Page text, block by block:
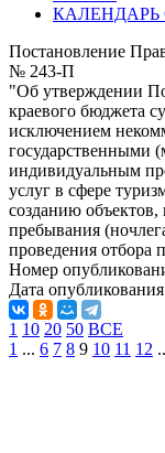
Постановление
№ 243-П
"Об утверждении
краевого бюджета
исключением
государственными
индивидуальным
услуг в сфере
созданию объектов,
пребывания
проведения отбора
Номер
Дата
1 10 20 50 ВСЕ
1 ... 6 7 8 9 10 11 12